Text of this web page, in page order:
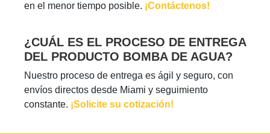
en el menor tiempo posible. ¡Contáctenos!
¿CUÁL ES EL PROCESO DE ENTREGA
DEL PRODUCTO BOMBA DE AGUA?
Nuestro proceso de entrega es ágil y seguro, con
envíos directos desde Miami y seguimiento
constante. ¡Solicite su cotización!